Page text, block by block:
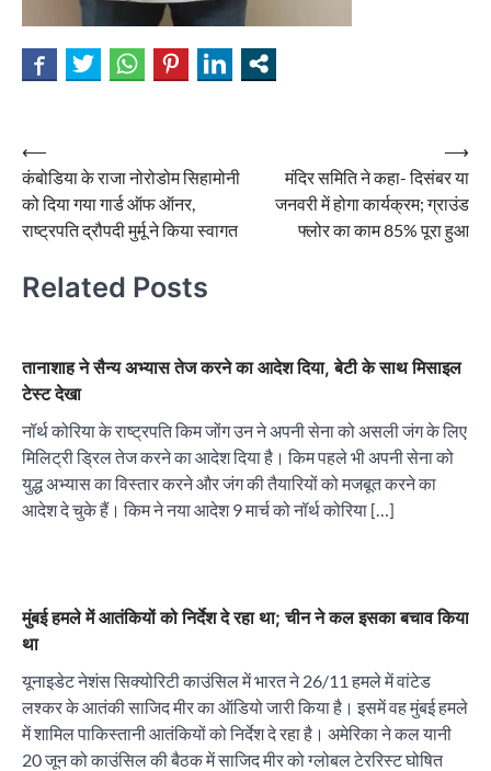
Post
navigation
⟵
कंबोडिया के राजा नोरोडोम सिहामोनी
को दिया गया गार्ड ऑफ ऑनर,
राष्ट्रपति द्रौपदी मुर्मू ने किया स्वागत
मंदिर समिति ने कहा- दिसंबर या
जनवरी में होगा कार्यक्रम; ग्राउंड
फ्लोर का काम 85% पूरा हुआ
⟶
Related Posts
तानाशाह ने सैन्य अभ्यास तेज करने का आदेश दिया, बेटी के साथ मिसाइल
टेस्ट देखा
नॉर्थ कोरिया के राष्ट्रपति किम जोंग उन ने अपनी सेना को असली जंग के लिए
मिलिट्री ड्रिल तेज करने का आदेश दिया है। किम पहले भी अपनी सेना को
युद्ध अभ्यास का विस्तार करने और जंग की तैयारियों को मजबूत करने का
आदेश दे चुके हैं। किम ने नया आदेश 9 मार्च को नॉर्थ कोरिया […]
मुंबई हमले में आतंकियों को निर्देश दे रहा था; चीन ने कल इसका बचाव किया
था
यूनाइडेट नेशंस सिक्योरिटी काउंसिल में भारत ने 26/11 हमले में वांटेड
लश्कर के आतंकी साजिद मीर का ऑडियो जारी किया है। इसमें वह मुंबई हमले
में शामिल पाकिस्तानी आतंकियों को निर्देश दे रहा है। अमेरिका ने कल यानी
20 जून को काउंसिल की बैठक में साजिद मीर को ग्लोबल टेररिस्ट घोषित